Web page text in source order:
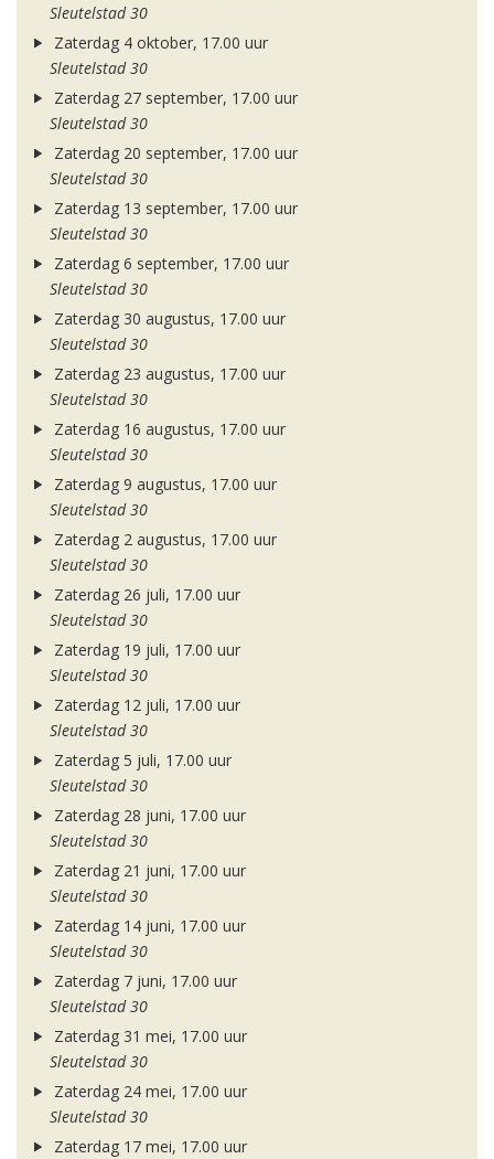
Sleutelstad 30
Zaterdag 4 oktober, 17.00 uur
Sleutelstad 30
Zaterdag 27 september, 17.00 uur
Sleutelstad 30
Zaterdag 20 september, 17.00 uur
Sleutelstad 30
Zaterdag 13 september, 17.00 uur
Sleutelstad 30
Zaterdag 6 september, 17.00 uur
Sleutelstad 30
Zaterdag 30 augustus, 17.00 uur
Sleutelstad 30
Zaterdag 23 augustus, 17.00 uur
Sleutelstad 30
Zaterdag 16 augustus, 17.00 uur
Sleutelstad 30
Zaterdag 9 augustus, 17.00 uur
Sleutelstad 30
Zaterdag 2 augustus, 17.00 uur
Sleutelstad 30
Zaterdag 26 juli, 17.00 uur
Sleutelstad 30
Zaterdag 19 juli, 17.00 uur
Sleutelstad 30
Zaterdag 12 juli, 17.00 uur
Sleutelstad 30
Zaterdag 5 juli, 17.00 uur
Sleutelstad 30
Zaterdag 28 juni, 17.00 uur
Sleutelstad 30
Zaterdag 21 juni, 17.00 uur
Sleutelstad 30
Zaterdag 14 juni, 17.00 uur
Sleutelstad 30
Zaterdag 7 juni, 17.00 uur
Sleutelstad 30
Zaterdag 31 mei, 17.00 uur
Sleutelstad 30
Zaterdag 24 mei, 17.00 uur
Sleutelstad 30
Zaterdag 17 mei, 17.00 uur